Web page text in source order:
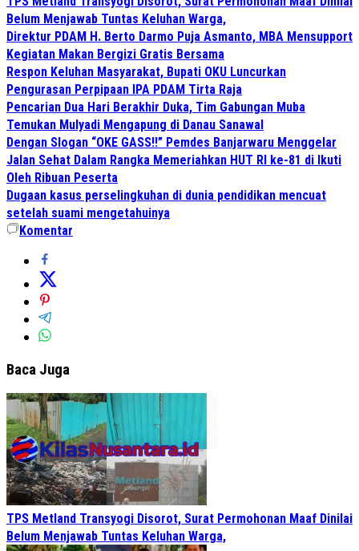
Belum Menjawab Tuntas Keluhan Warga,
Direktur PDAM H. Berto Darmo Puja Asmanto, MBA Mensupport
Kegiatan Makan Bergizi Gratis Bersama
Respon Keluhan Masyarakat, Bupati OKU Luncurkan
Pengurasan Perpipaan IPA PDAM Tirta Raja
Pencarian Dua Hari Berakhir Duka, Tim Gabungan Muba
Temukan Mulyadi Mengapung di Danau Sanawal
Dengan Slogan “OKE GASS!!” Pemdes Banjarwaru Menggelar
Jalan Sehat Dalam Rangka Memeriahkan HUT RI ke-81 di Ikuti
Oleh Ribuan Peserta
Dugaan kasus perselingkuhan di dunia pendidikan mencuat
setelah suami mengetahuinya
Komentar
Baca Juga
TPS Metland Transyogi Disorot, Surat Permohonan Maaf Dinilai
Belum Menjawab Tuntas Keluhan Warga,